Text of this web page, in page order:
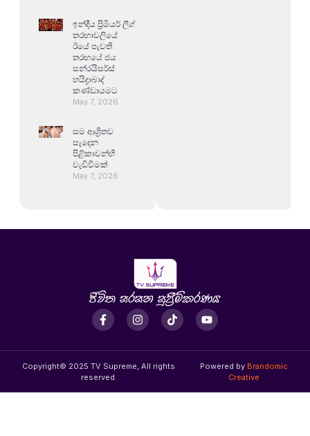
ඉන්දීය ප්‍රිමියර් ලීග්
තරඟාවලියේ
ඊයේ පැවති
තරඟයේ ජය
සන්රයිසර්ස්
හයිද්‍රාබාද්
කණ්ඩායමට
May 7, 2026
සම ආශ්‍රිතව
සෑදෙන
පිළිකාවන්හි
වැඩිවීමක්
May 7, 2026
Copyright© 2025 TV Supreme, All rights
reserved.
Powered by Brandomic
Creative